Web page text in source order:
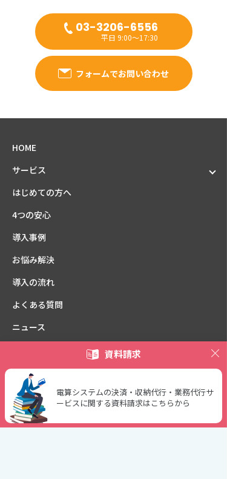
03-3206-6556
平日 9:00～17:30
フォームでお問い合わせ
HOME
サービス
はじめての方へ
4つの安心
導入事例
お悩み解決
導入の流れ
よくある質問
ニュース
お試し版お申し込み
ご契約中の方
用語集
決済のマメ知識
資料請求
電算システムの決済・収納代行・業務代行サ
ービスに関する資料請求はこちらから